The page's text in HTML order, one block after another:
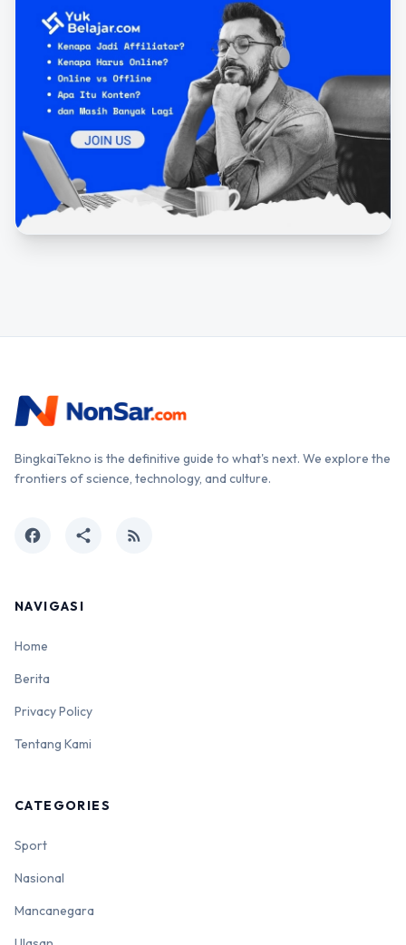
BingkaiTekno is the definitive guide to what's next. We explore the
frontiers of science, technology, and culture.
facebook share rss_feed
NAVIGASI
Home
Berita
Privacy Policy
Tentang Kami
CATEGORIES
Sport
Nasional
Mancanegara